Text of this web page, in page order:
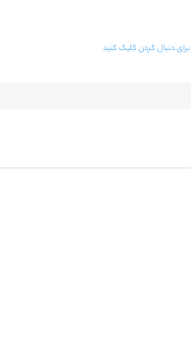
برای دنبال کردن کلیک کنید